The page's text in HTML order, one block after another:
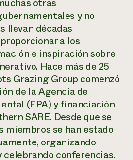
otras
y no
llevan décadas
a los
e inspiración sobre
Hace más de 25
Grazing Group comenzó
de la Agencia de
(EPA) y financiación
SARE. Desde que se
miembros se han estado
organizando
celebrando conferencias.